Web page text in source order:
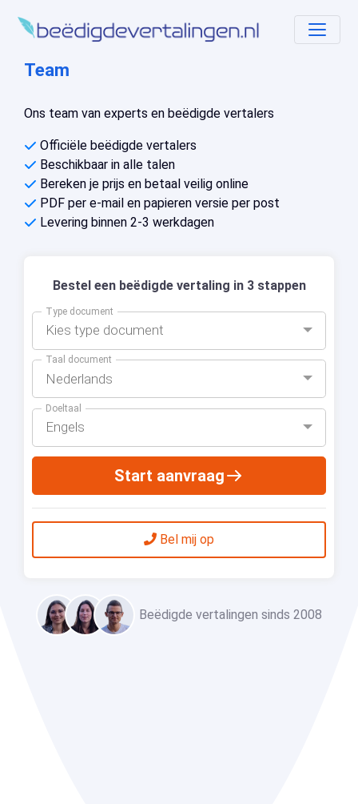
Team
Ons team van experts en beëdigde vertalers
Officiële beëdigde vertalers
Beschikbaar in alle talen
Bereken je prijs en betaal veilig online
PDF per e-mail en papieren versie per post
Levering binnen 2-3 werkdagen
Bestel een beëdigde vertaling in 3 stappen
Type document
Kies type document
Taal document
Nederlands
Doeltaal
Engels
Start aanvraag
Bel mij op
Beëdigde vertalingen sinds 2008